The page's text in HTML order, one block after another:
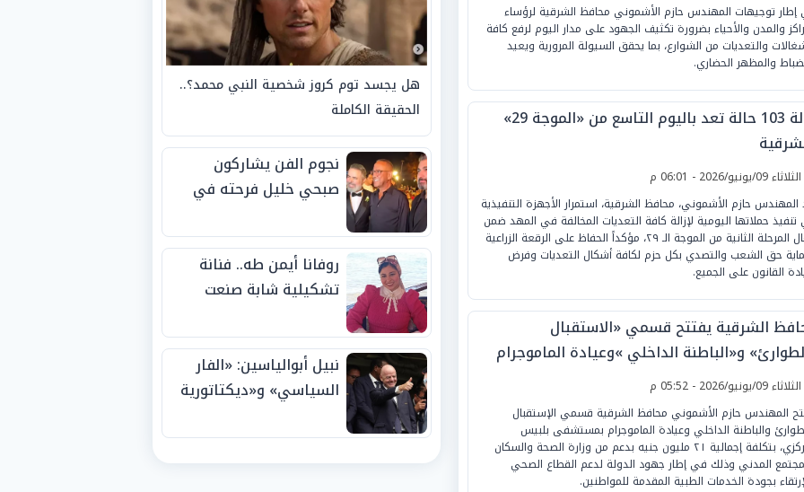
توجيهات المهندس حازم الأشموني محافظ الشرقية لرؤساء
والمدن والأحياء بضرورة تكثيف الجهود على مدار اليوم لرفع كافة
والتعديات من الشوارع، بما يحقق السيولة المرورية ويعيد
والمظهر الحضاري.
إزالة 103 حالة تعد باليوم التاسع من «الموجة 29»
الثلاثاء 09/يونيو/2026 - 06:01 م
المهندس حازم الأشموني، محافظ الشرقية، استمرار الأجهزة التنفيذية
حملاتها اليومية لإزالة كافة التعديات المخالفة في المهد ضمن
أعمال المرحلة الثانية من الموجة الـ ٢٩، مؤكداً الحفاظ على الرقعة الزراعية
حق الشعب والتصدي بكل حزم لكافة أشكال التعديات وفرض
القانون على الجميع.
الشرقية يفتتح قسمي «الاستقبال
و«الباطنة الداخلي »وعيادة الماموجرام
بلبيس المركزي
الثلاثاء 09/يونيو/2026 - 05:52 م
المهندس حازم الأشموني محافظ الشرقية قسمي الإستقبال
والباطنة الداخلي وعيادة الماموجرام بمستشفى بلبيس
المركزي، بتكلفة إجمالية ٢١ مليون جنيه بدعم من وزارة الصحة والسكان
المدني وذلك في إطار جهود الدولة لدعم القطاع الصحي
بجودة الخدمات الطبية المقدمة للمواطنين.
هل يجسد توم كروز شخصية النبي محمد؟..
الحقيقة الكاملة
نجوم الفن يشاركون
صبحي خليل فرحته في
روفانا أيمن طه.. فنانة
تشكيلية شابة صنعت
الجوائز منذ الصغر
نبيل أبوالياسين: «الفار
السياسي» و«ديكتاتورية
الفيفا».. وإقالة